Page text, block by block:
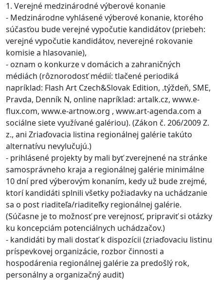
1. Verejné medzinárodné výberové konanie
- Medzinárodne vyhlásené výberové konanie, ktorého
súčasťou bude verejné vypočutie kandidátov (priebeh:
verejné vypočutie kandidátov, neverejné rokovanie
komisie a hlasovanie),
- oznam o konkurze v domácich a zahraničných
médiách (rôznorodosť médií: tlačené periodiká
napríklad: Flash Art Czech&Slovak Edition, .týždeň, SME,
Pravda, Denník N, online napríklad: artalk.cz, www.e-
flux.com, www.e-artnow.org , www.art-agenda.com a
sociálne siete využívané galériou). (Zákon č. 206/2009 Z.
z., ani Zriaďovacia listina regionálnej galérie takúto
alternatívu nevylučujú.)
- prihlásené projekty by mali byť zverejnené na stránke
samosprávneho kraja a regionálnej galérie minimálne
10 dní pred výberovým konaním, kedy už bude zrejmé,
ktorí kandidáti splnili všetky požiadavky na uchádzanie
sa o post riaditeľa/riaditeľky regionálnej galérie.
(Súčasne je to možnosť pre verejnosť, pripraviť si otázky
ku koncepciám potenciálnych uchádzačov.)
- kandidáti by mali dostať k dispozícii (zriaďovaciu listinu
príspevkovej organizácie, rozbor činnosti a
hospodárenia regionálnej galérie za predošlý rok,
personálny a organizačný audit)